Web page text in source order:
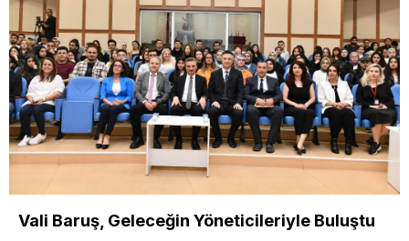
Vali Baruş, Geleceğin Yöneticileriyle Buluştu